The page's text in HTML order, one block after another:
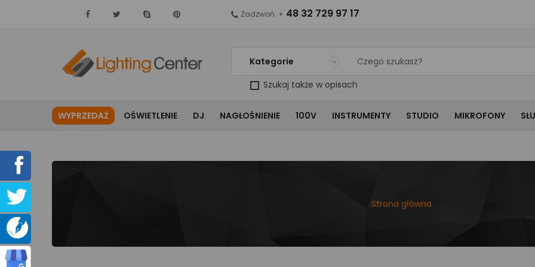
Kategorie
Szukaj także w opisach
Zadzwoń: + 48 32 729 97 17
WYPRZEDAŻ OŚWIETLENIE DJ NAGŁOŚNIENIE 100V INSTRUMENTY STUDIO MIKROFONY
Strona główna